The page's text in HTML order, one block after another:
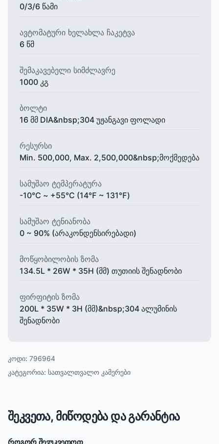
0/3/6 წამი
ავტომატური ხელახლა ჩაკეტვა
6 წმ
შემაკავებელი სიმძლავრე
1000 კგ
ბოლტი
16 მმ DIA&nbsp;304 უჟანგავი ფოლადი
რესურსი
Min. 500,000, Max. 2,500,000&nbsp;მოქმედება
სამუშაო ტემპერატურა
-10℃ ~ +55℃ (14℉ ~ 131℉)
სამუშაო ტენიანობა
0 ~ 90% (არაკონდენსირებადი)
მოწყობილობის ზომა
134.5L * 26W * 35H (მმ) თუთიის შენადნობი
ფირფიტის ზომა
200L * 35W * 3H (მმ)&nbsp;304 ალუმინის
შენადნობი
კოდი: 796964
კატეგორია: სათვალთვალო კამერები
შეკვეთა, მიწოდება და გარანტია
როგორ შევუკვეთოთ